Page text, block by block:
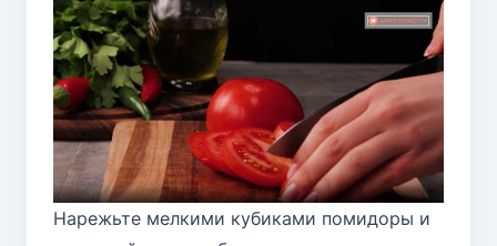
Нарежьте мелкими кубиками помидоры и